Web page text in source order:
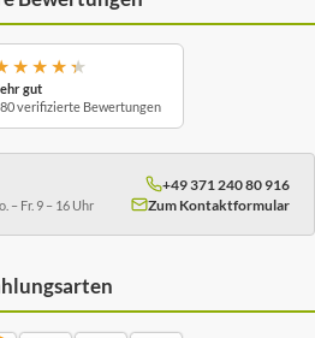
★ ★ ★ ★
gut
verifizierte Bewertungen
– Fr. 9 – 16 Uhr
+49 371 240 80 916
Zum Kontaktformular